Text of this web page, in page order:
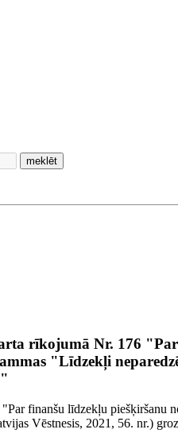
meklēt
rīkojumā Nr. 176
"Līdzekļi
finanšu līdzekļu piešķiršanu
Vēstnesis, 2021, 56. nr.)